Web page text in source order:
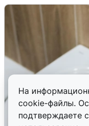
На
cookie-файлы.
подтверждаете